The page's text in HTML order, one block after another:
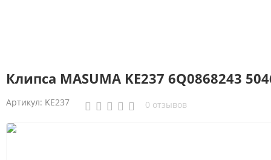
Клипса MASUMA KE237 6Q0868243
Артикул: KE237 0 отзывов